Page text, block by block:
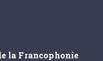
la Francophonie